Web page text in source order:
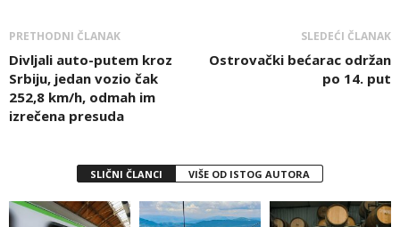
PRETHODNI ČLANAK
Divljali auto-putem kroz
Srbiju, jedan vozio čak
252,8 km/h, odmah im
izrečena presuda
SLEDEĆI ČLANAK
Ostrovački bećarac održan
po 14. put
SLIČNI ČLANCI VIŠE OD ISTOG AUTORA